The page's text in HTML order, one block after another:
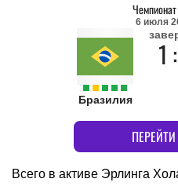
6 июля
Бразилия
1
Всего в активе Эрлинга